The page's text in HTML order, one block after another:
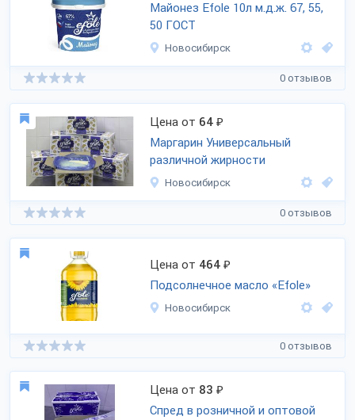
Майонез Efole 10л м.д.ж. 67, 55,
50 ГОСТ
Новосибирск
0 отзывов
Цена от 64 ₽
Маргарин Универсальный
различной жирности
Новосибирск
0 отзывов
Цена от 464 ₽
Подсолнечное масло «Efole»
Новосибирск
0 отзывов
Цена от 83 ₽
Спред в розничной и оптовой